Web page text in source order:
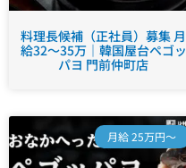
料理長候補（正社員）募集 月
給32～35万｜韓国屋台ペゴッ
パヨ 門前仲町店
月給 25万円～